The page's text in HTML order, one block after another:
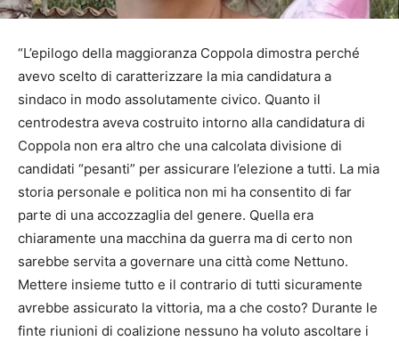
“L’epilogo della maggioranza Coppola dimostra perché
avevo scelto di caratterizzare la mia candidatura a
sindaco in modo assolutamente civico. Quanto il
centrodestra aveva costruito intorno alla candidatura di
Coppola non era altro che una calcolata divisione di
candidati “pesanti” per assicurare l’elezione a tutti. La mia
storia personale e politica non mi ha consentito di far
parte di una accozzaglia del genere. Quella era
chiaramente una macchina da guerra ma di certo non
sarebbe servita a governare una città come Nettuno.
Mettere insieme tutto e il contrario di tutti sicuramente
avrebbe assicurato la vittoria, ma a che costo? Durante le
finte riunioni di coalizione nessuno ha voluto ascoltare i